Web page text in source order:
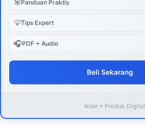
🎯Panduan Praktis
💡Tips Expert
🎧PDF + Audio
Beli Sekarang
Iklan • Produk Digital